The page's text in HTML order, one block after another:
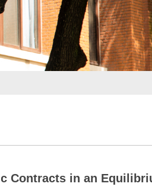
Contracts in an